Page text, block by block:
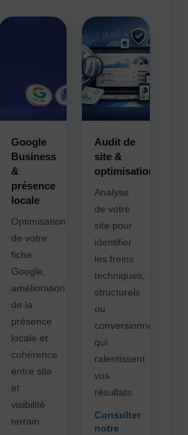
Google
Business
&
présence
locale
Optimisation
de votre
fiche
Google,
amélioration
de la
présence
locale et
cohérence
entre site
et
visibilité
terrain.
Audit de
site &
optimisation
Analyse
de votre
site pour
identifier
les freins
techniques,
structurels
ou
conversionnels
qui
ralentissent
vos
résultats.
Consulter
notre